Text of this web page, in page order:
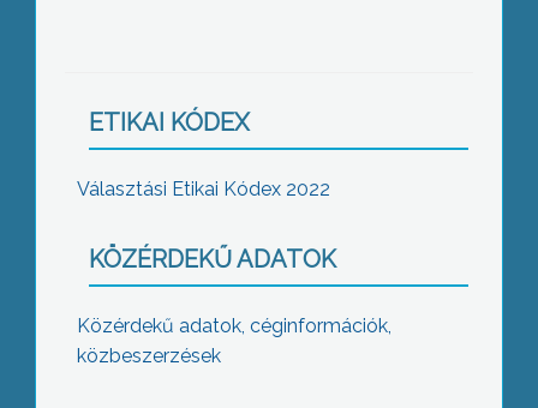
ETIKAI KÓDEX
Választási Etikai Kódex 2022
KÖZÉRDEKŰ ADATOK
Közérdekű adatok, céginformációk,
közbeszerzések